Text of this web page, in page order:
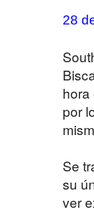
28
por
Se
su
ver